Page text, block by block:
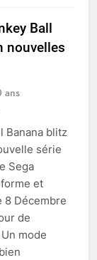
Ball
nouvelles
ans
Banana blitz
série
Sega
et
Décembre
de
mode